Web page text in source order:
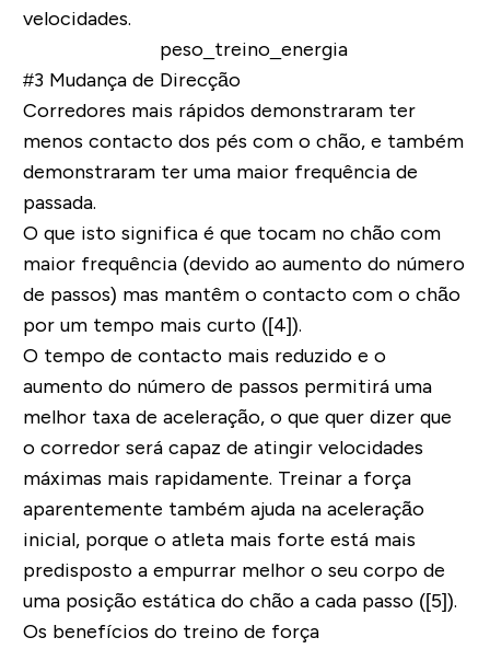
velocidades.
#3 Mudança de Direcção
Corredores mais rápidos demonstraram ter
menos contacto dos pés com o chão, e também
demonstraram ter uma maior frequência de
passada.
O que isto significa é que tocam no chão com
maior frequência (devido ao aumento do número
de passos) mas mantêm o contacto com o chão
por um tempo mais curto ([4]).
O tempo de contacto mais reduzido e o
aumento do número de passos permitirá uma
melhor taxa de aceleração, o que quer dizer que
o corredor será capaz de atingir velocidades
máximas mais rapidamente. Treinar a força
aparentemente também ajuda na aceleração
inicial, porque o atleta mais forte está mais
predisposto a empurrar melhor o seu corpo de
uma posição estática do chão a cada passo ([5]).
Os benefícios do treino de força